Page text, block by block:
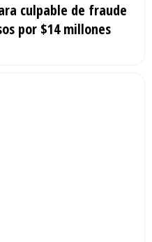
culpable de fraude
por $14 millones